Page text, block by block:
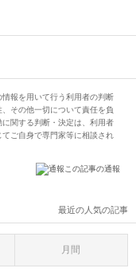
報を用いて行う利用者の判断
その他一切について責任を負
関する判断・決定は、利用者
ご自身で専門家等に相談され
この記事の通報
最近の人気の記事
月間